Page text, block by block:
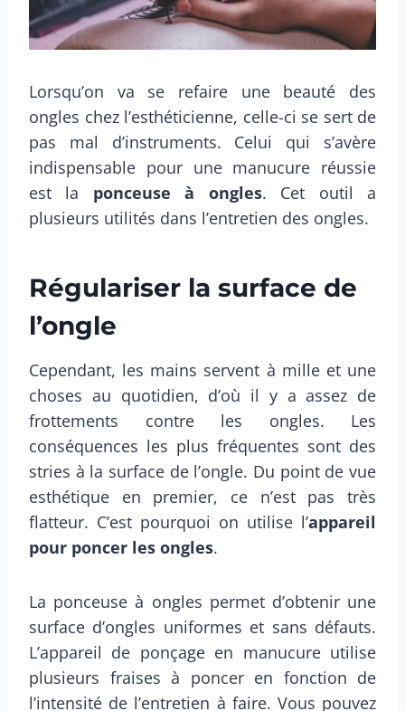
Lorsqu’on va se refaire une beauté des
ongles chez l’esthéticienne, celle-ci se sert de
pas mal d’instruments. Celui qui s’avère
indispensable pour une manucure réussie
est la ponceuse à ongles. Cet outil a
plusieurs utilités dans l’entretien des ongles.
Régulariser la surface de
l’ongle
Cependant, les mains servent à mille et une
choses au quotidien, d’où il y a assez de
frottements contre les ongles. Les
conséquences les plus fréquentes sont des
stries à la surface de l’ongle. Du point de vue
esthétique en premier, ce n’est pas très
flatteur. C’est pourquoi on utilise l’appareil
pour poncer les ongles.
La ponceuse à ongles permet d’obtenir une
surface d’ongles uniformes et sans défauts.
L’appareil de ponçage en manucure utilise
plusieurs fraises à poncer en fonction de
l’intensité de l’entretien à faire. Vous pouvez